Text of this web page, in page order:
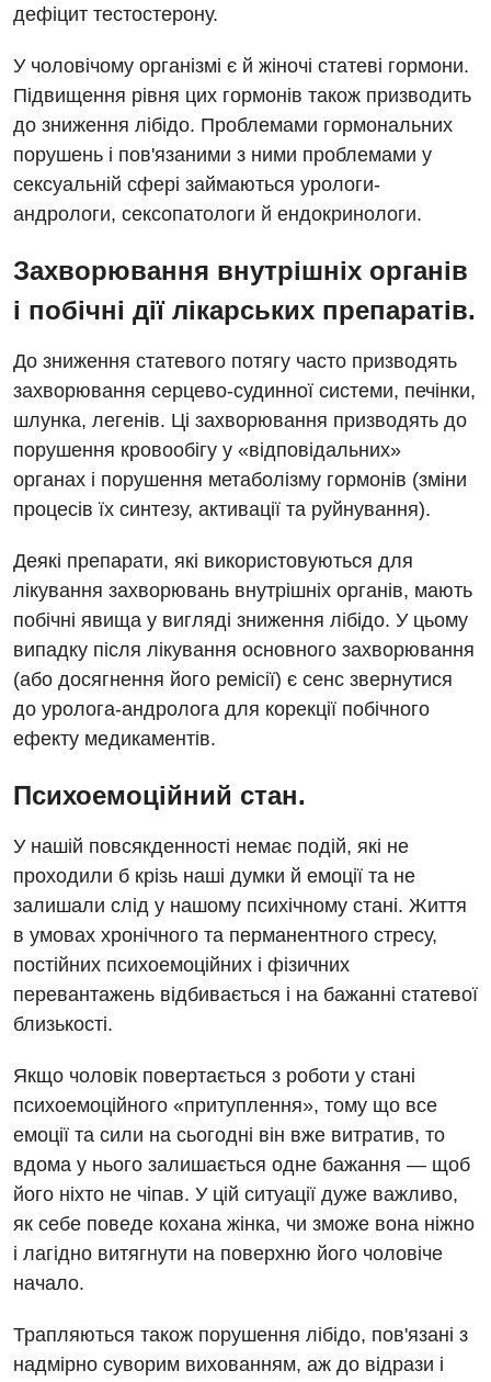
Дитяча офтальмологія
Дитяча урологія
Дитяча хірургія
Педіатрія
дефіцит тестостерону.
У чоловічому організмі є й жіночі статеві гормони.
Підвищення рівня цих гормонів також призводить
до зниження лібідо. Проблемами гормональних
порушень і пов'язаними з ними проблемами у
сексуальній сфері займаються урологи-
андрологи, сексопатологи й ендокринологи.
Захворювання внутрішніх органів
і побічні дії лікарських препаратів.
До зниження статевого потягу часто призводять
захворювання серцево-судинної системи, печінки,
шлунка, легенів. Ці захворювання призводять до
порушення кровообігу у «відповідальних»
органах і порушення метаболізму гормонів (зміни
процесів їх синтезу, активації та руйнування).
Деякі препарати, які використовуються для
лікування захворювань внутрішніх органів, мають
побічні явища у вигляді зниження лібідо. У цьому
випадку після лікування основного захворювання
(або досягнення його ремісії) є сенс звернутися
до уролога-андролога для корекції побічного
ефекту медикаментів.
Психоемоційний стан.
У нашій повсякденності немає подій, які не
проходили б крізь наші думки й емоції та не
залишали слід у нашому психічному стані. Життя
в умовах хронічного та перманентного стресу,
постійних психоемоційних і фізичних
перевантажень відбивається і на бажанні статевої
близькості.
Якщо чоловік повертається з роботи у стані
психоемоційного «притуплення», тому що все
емоції та сили на сьогодні він вже витратив, то
вдома у нього залишається одне бажання — щоб
його ніхто не чіпав. У цій ситуації дуже важливо,
як себе поведе кохана жінка, чи зможе вона ніжно
і лагідно витягнути на поверхню його чоловіче
начало.
Трапляються також порушення лібідо, пов'язані з
надмірно суворим вихованням, аж до відрази і